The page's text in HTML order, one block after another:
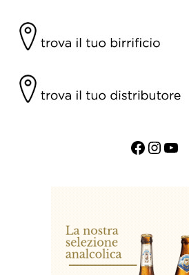
Facebook InstagramYouTube